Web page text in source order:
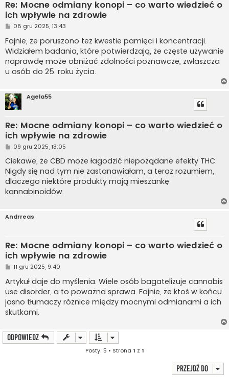
Re: Mocne odmiany konopi – co warto wiedzieć o
ich wpływie na zdrowie
P
s
t
08 gru 2025, 13:43
Fajnie, że poruszono też kwestie pamięci i koncentracji.
Widziałem badania, które potwierdzają, że częste używanie
naprawdę może obniżać zdolności poznawcze, zwłaszcza
u osób do 25. roku życia.
Agela55
Re: Mocne odmiany konopi – co warto wiedzieć o
ich wpływie na zdrowie
P
s
t
09 gru 2025, 13:05
Ciekawe, że CBD może łagodzić niepożądane efekty THC.
Nigdy się nad tym nie zastanawiałam, a teraz rozumiem,
dlaczego niektóre produkty mają mieszankę
kannabinoidów.
Andrreas
Re: Mocne odmiany konopi – co warto wiedzieć o
ich wpływie na zdrowie
P
s
t
11 gru 2025, 9:40
Artykuł daje do myślenia. Wiele osób bagatelizuje cannabis
use disorder, a to poważna sprawa. Fajnie, że ktoś w końcu
jasno tłumaczy różnice między mocnymi odmianami a ich
skutkami.
ODPOWIEDZ
Posty: 5 • Strona 1 z 1
Przejdź do